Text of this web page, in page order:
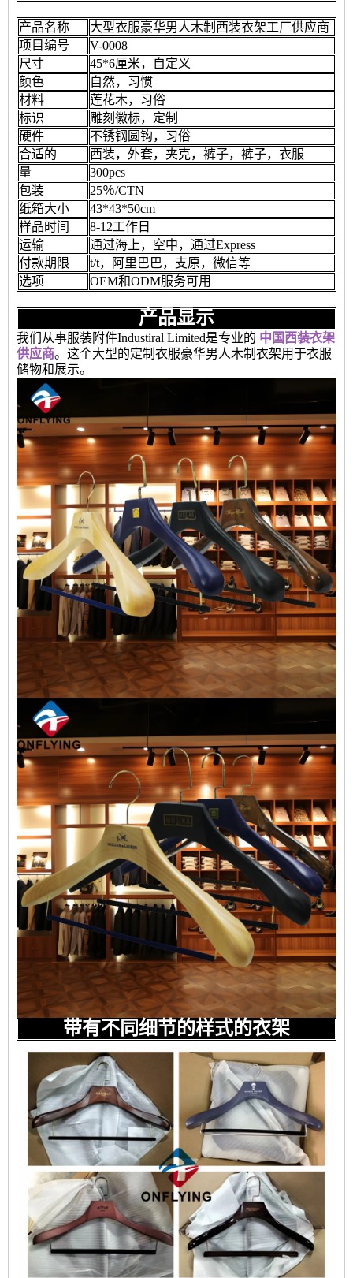
产品名称
大型衣服豪华男人木制西装衣架工厂供应商
项目编号
V-0008
尺寸
45*6厘米，自定义
颜色
自然，习惯
材料
莲花木，习俗
标识
雕刻徽标，定制
硬件
不锈钢圆钩，习俗
合适的
西装，外套，夹克，裤子，裤子，衣服
量
300pcs
包装
25％/CTN
纸箱大小
43*43*50cm
样品时间
8-12工作日
运输
通过海上，空中，通过Express
付款期限
t/t，阿里巴巴，支原，微信等
选项
OEM和ODM服务可用
产品显示
我们从事服装附件Industiral Limited是专业的 中国西装衣架
供应商。这个大型的定制衣服豪华男人木制衣架用于衣服
储物和展示。
带有不同细节的样式的衣架